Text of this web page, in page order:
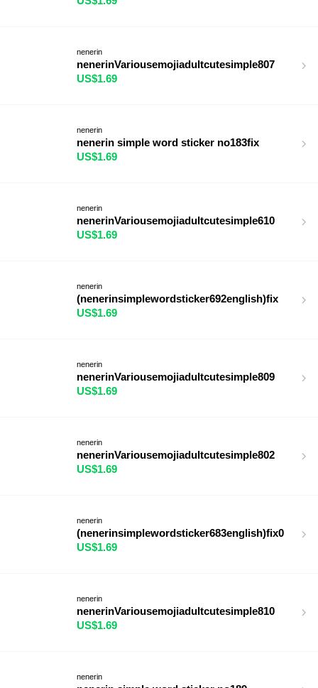
nenerin
nenerinVariousemojiadultcutesimple807
US$1.69
nenerin
nenerin simple word sticker no183fix
US$1.69
nenerin
nenerinVariousemojiadultcutesimple610
US$1.69
nenerin
(nenerinsimplewordsticker692english)fix
US$1.69
nenerin
nenerinVariousemojiadultcutesimple809
US$1.69
nenerin
nenerinVariousemojiadultcutesimple802
US$1.69
nenerin
(nenerinsimplewordsticker683english)fix0
US$1.69
nenerin
nenerinVariousemojiadultcutesimple810
US$1.69
nenerin